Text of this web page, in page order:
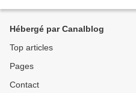
Hébergé par Canalblog
Top articles
Pages
Contact